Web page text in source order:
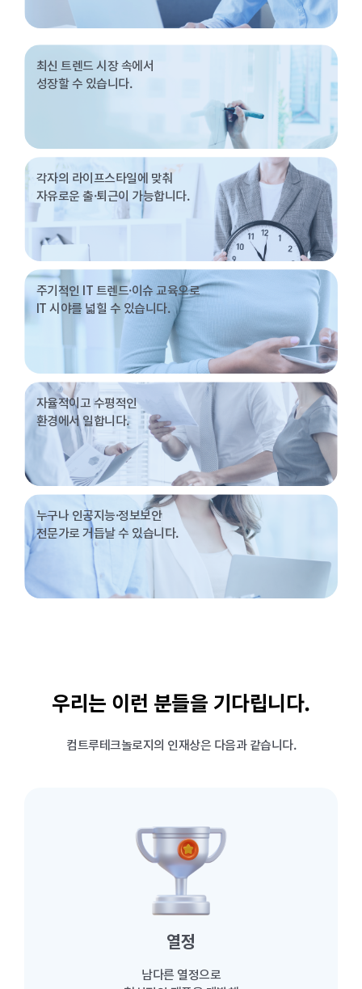
최신 트렌드 시장 속에서
성장할 수 있습니다.
각자의 라이프스타일에 맞춰
자유로운 출·퇴근이 가능합니다.
주기적인 IT 트렌드·이슈 교육으로
IT 시야를 넓힐 수 있습니다.
자율적이고 수평적인
환경에서 일합니다.
누구나 인공지능·정보보안
전문가로 거듭날 수 있습니다.
우리는 이런 분들을 기다립니다.
컴트루테크놀로지의 인재상은 다음과 같습니다.
열정
남다른 열정으로